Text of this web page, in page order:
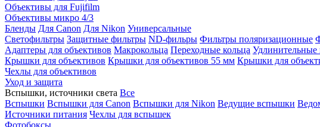
Объективы для Fujifilm
Объективы микро 4/3
Бленды Для Canon Для Nikon Универсальные
Светофильтры Защитные фильтры ND-фильры Фильтры поляризационные
Адаптеры для объективов Макрокольца Переходные кольца Удлинительные
Крышки для объективов Крышки для объективов 55 мм Крышки для
Чехлы для объективов
Уход и защита
Вспышки, источники света Все
Вспышки Вспышки для Canon Вспышки для Nikon Ведущие вспышки
Источники питания Чехлы для вспышек
Фотобоксы